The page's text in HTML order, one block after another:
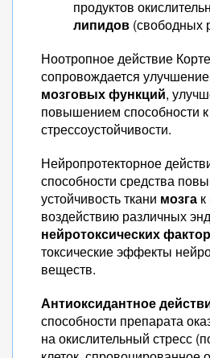
продуктов
липидов (свободных
Ноотропное действие
сопровождается
мозговых функций,
повышением способности
стрессоустойчивости.
Нейропротекторное
способности средства
устойчивость ткани мозга
воздействию различных
нейротоксических
токсические эффекты
веществ.
Антиоксидантное
способности препарата
на окислительный стресс